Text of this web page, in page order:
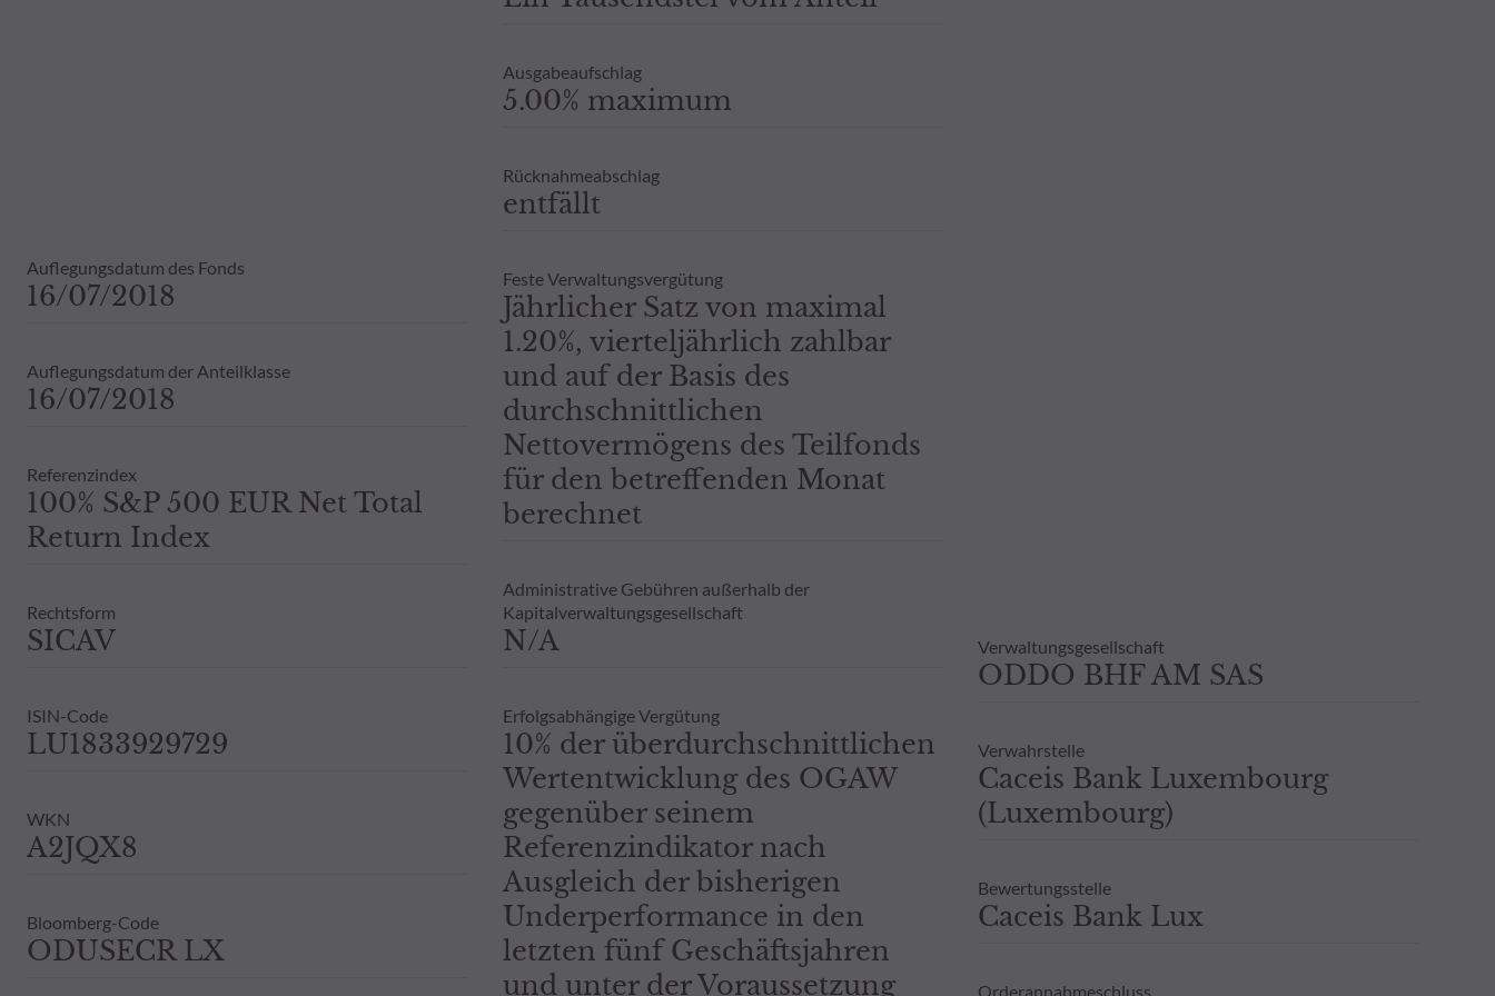
Auflegungsdatum des Fonds
16/07/2018
Auflegungsdatum der Anteilklasse
16/07/2018
Referenzindex
100% S&P 500 EUR Net Total
Return Index
Rechtsform
SICAV
ISIN-Code
LU1833929729
WKN
A2JQX8
Bloomberg-Code
ODUSECR LX
Ausgabeaufschlag
5.00% maximum
Rücknahmeabschlag
entfällt
Feste Verwaltungsvergütung
Jährlicher Satz von maximal
1.20%, vierteljährlich zahlbar
und auf der Basis des
durchschnittlichen
Nettovermögens des Teilfonds
für den betreffenden Monat
berechnet
Administrative Gebühren außerhalb der
Kapitalverwaltungsgesellschaft
N/A
Erfolgsabhängige Vergütung
10% der überdurchschnittlichen
Wertentwicklung des OGAW
gegenüber seinem
Referenzindikator nach
Ausgleich der bisherigen
Underperformance in den
letzten fünf Geschäftsjahren
und unter der Voraussetzung
Verwaltungsgesellschaft
ODDO BHF AM SAS
Verwahrstelle
Caceis Bank Luxembourg
(Luxembourg)
Bewertungsstelle
Caceis Bank Lux
Orderannahmeschluss
Daher wird empfohlen, sich vor einer Zeichnung an einen Steuerberater zu wenden. Weitere Informationen sind auf Anfrage erhältlich.
Bestandsinformationen zu allen von ODDO BHF AM GmbH in Deutschland aufgelegten Publikumsfonds. Eine Wertentwicklung in der
Vergangenheit darf nicht als Hinweis oder Garantie für die zukünftige Wertentwicklung angesehen werden, und es wird keine -